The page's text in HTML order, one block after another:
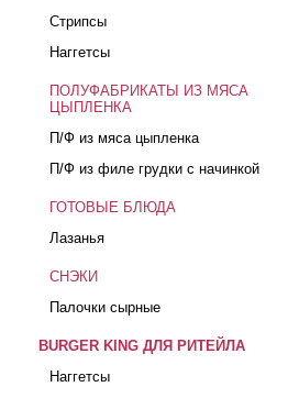
Стрипсы
Наггетсы
ПОЛУФАБРИКАТЫ ИЗ МЯСА
ЦЫПЛЕНКА
П/Ф из мяса цыпленка
П/Ф из филе грудки с начинкой
ГОТОВЫЕ БЛЮДА
Лазанья
СНЭКИ
Палочки сырные
BURGER KING ДЛЯ РИТЕЙЛА
Наггетсы